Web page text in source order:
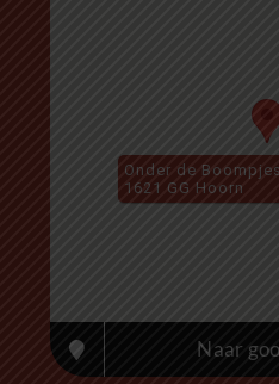
Onder de
1621 GG Hoorn
Naar